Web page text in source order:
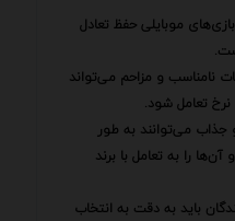
موبایلی حفظ تعادل
نامناسب و مزاحم می‌تواند
نرخ تعامل شود.
جذاب می‌توانند به طور
را به تعامل با برند
باید به دقت به انتخاب